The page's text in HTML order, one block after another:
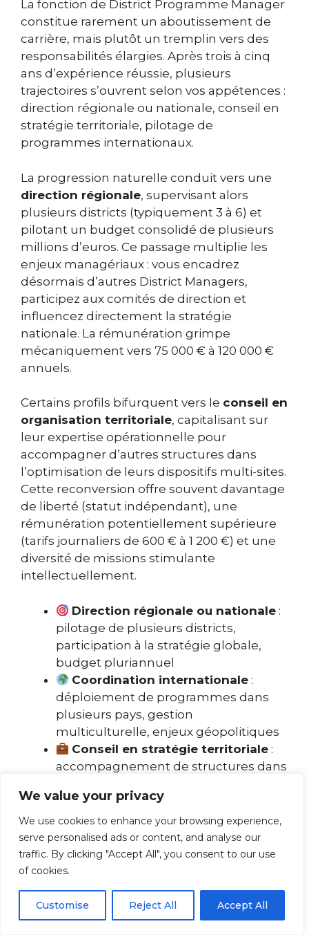
We value your privacy
We use cookies to enhance your browsing experience,
serve personalised ads or content, and analyse our
traffic. By clicking "Accept All", you consent to our use
of cookies.
Customise Reject All Accept All
La fonction de District Programme Manager
constitue rarement un aboutissement de
carrière, mais plutôt un tremplin vers des
responsabilités élargies. Après trois à cinq
ans d’expérience réussie, plusieurs
trajectoires s’ouvrent selon vos appétences :
direction régionale ou nationale, conseil en
stratégie territoriale, pilotage de
programmes internationaux.
La progression naturelle conduit vers une
direction régionale, supervisant alors
plusieurs districts (typiquement 3 à 6) et
pilotant un budget consolidé de plusieurs
millions d’euros. Ce passage multiplie les
enjeux managériaux : vous encadrez
désormais d’autres District Managers,
participez aux comités de direction et
influencez directement la stratégie
nationale. La rémunération grimpe
mécaniquement vers 75 000 € à 120 000 €
annuels.
Certains profils bifurquent vers le conseil en
organisation territoriale, capitalisant sur
leur expertise opérationnelle pour
accompagner d’autres structures dans
l’optimisation de leurs dispositifs multi-sites.
Cette reconversion offre souvent davantage
de liberté (statut indépendant), une
rémunération potentiellement supérieure
(tarifs journaliers de 600 € à 1 200 €) et une
diversité de missions stimulante
intellectuellement.
Direction régionale ou nationale :
pilotage de plusieurs districts,
participation à la stratégie globale,
budget pluriannuel
Coordination internationale :
déploiement de programmes dans
plusieurs pays, gestion
multiculturelle, enjeux géopolitiques
Conseil en stratégie territoriale :
accompagnement de structures dans
multi-sites
Secteur public: direction de
services territoriaux, pilotage de
politiques publiques, management
de grandes équipes
Enseignement et formation:
transmission d’expertise en gestion de
projet, management territorial,